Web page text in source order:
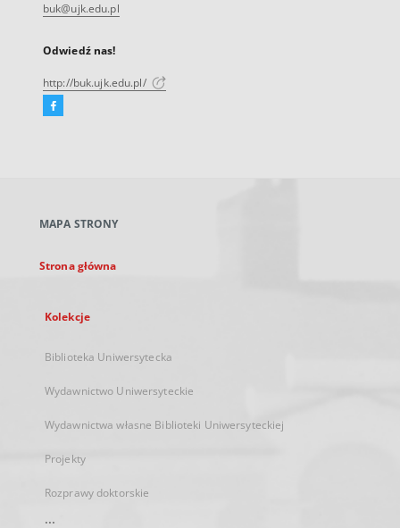
buk@ujk.edu.pl
Odwiedź nas!
http://buk.ujk.edu.pl/
Facebook
karcie
MAPA STRONY
Strona główna
Kolekcje
Biblioteka Uniwersytecka
Wydawnictwo Uniwersyteckie
Wydawnictwa własne Biblioteki Uniwersyteckiej
Projekty
Rozprawy doktorskie
...